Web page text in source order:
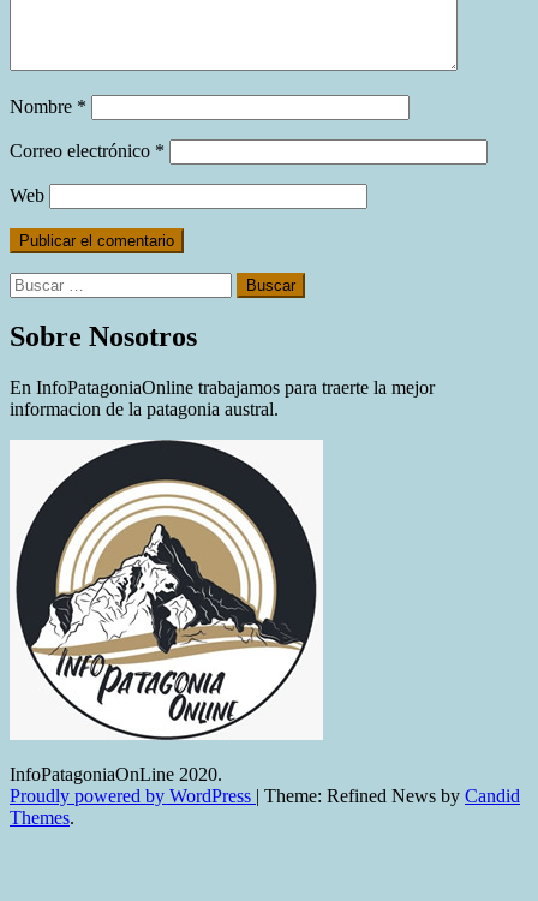
Nombre *
Correo electrónico *
Web
Buscar:
Sobre Nosotros
En InfoPatagoniaOnline trabajamos para traerte la mejor
informacion de la patagonia austral.
InfoPatagoniaOnLine 2020.
Proudly powered by WordPress | Theme: Refined News by Candid
Themes.